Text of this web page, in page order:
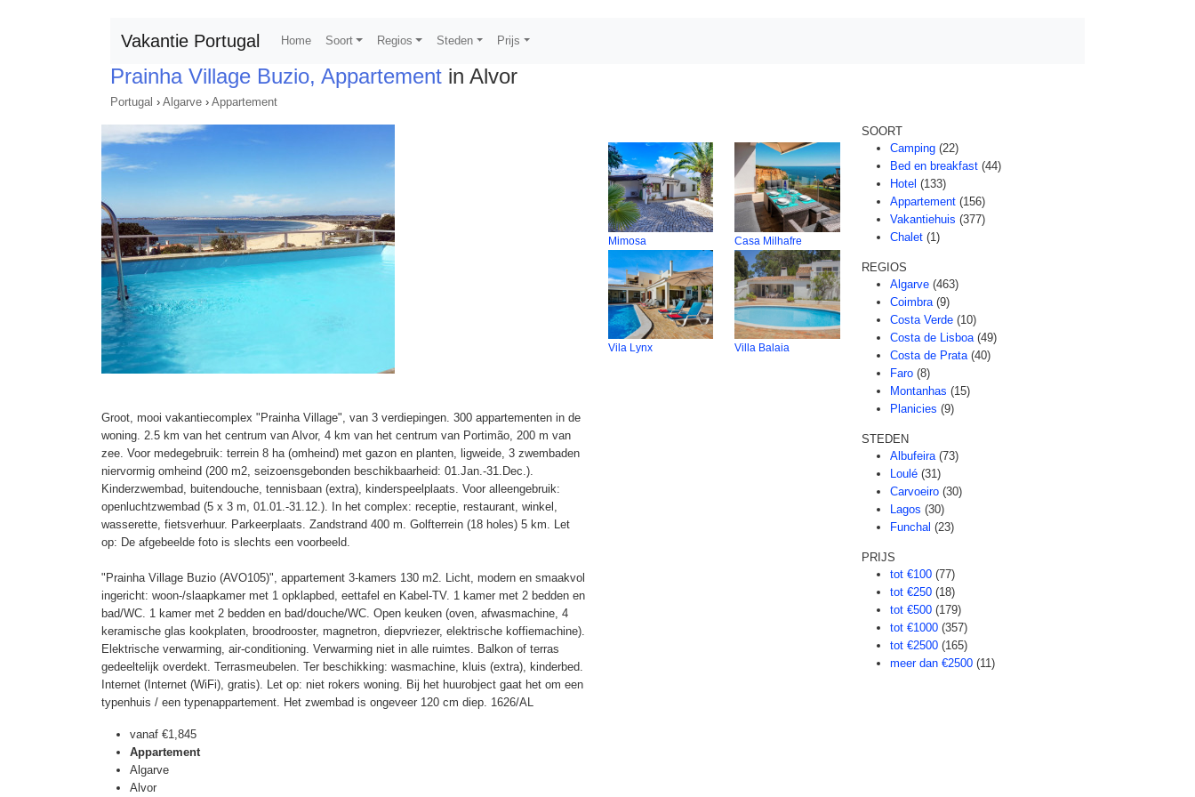
Vakantie Portugal Home Soort Regios Steden Prijs
Prainha Village Buzio, Appartement in Alvor
Portugal › Algarve › Appartement
Groot, mooi vakantiecomplex "Prainha Village", van 3 verdiepingen. 300 appartementen in de
woning. 2.5 km van het centrum van Alvor, 4 km van het centrum van Portimão, 200 m van
zee. Voor medegebruik: terrein 8 ha (omheind) met gazon en planten, ligweide, 3 zwembaden
niervormig omheind (200 m2, seizoensgebonden beschikbaarheid: 01.Jan.-31.Dec.).
Kinderzwembad, buitendouche, tennisbaan (extra), kinderspeelplaats. Voor alleengebruik:
openluchtzwembad (5 x 3 m, 01.01.-31.12.). In het complex: receptie, restaurant, winkel,
wasserette, fietsverhuur. Parkeerplaats. Zandstrand 400 m. Golfterrein (18 holes) 5 km. Let
op: De afgebeelde foto is slechts een voorbeeld.
"Prainha Village Buzio (AVO105)", appartement 3-kamers 130 m2. Licht, modern en smaakvol
ingericht: woon-/slaapkamer met 1 opklapbed, eettafel en Kabel-TV. 1 kamer met 2 bedden en
bad/WC. 1 kamer met 2 bedden en bad/douche/WC. Open keuken (oven, afwasmachine, 4
keramische glas kookplaten, broodrooster, magnetron, diepvriezer, elektrische koffiemachine).
Elektrische verwarming, air-conditioning. Verwarming niet in alle ruimtes. Balkon of terras
gedeeltelijk overdekt. Terrasmeubelen. Ter beschikking: wasmachine, kluis (extra), kinderbed.
Internet (Internet (WiFi), gratis). Let op: niet rokers woning. Bij het huurobject gaat het om een
typenhuis / een typenappartement. Het zwembad is ongeveer 120 cm diep. 1626/AL
vanaf €1,845
Appartement
Algarve
Alvor
Mimosa Casa Milhafre
Vila Lynx Villa Balaia
SOORT
Camping (22)
Bed en breakfast (44)
Hotel (133)
Appartement (156)
Vakantiehuis (377)
Chalet (1)
REGIOS
Algarve (463)
Coimbra (9)
Costa Verde (10)
Costa de Lisboa (49)
Costa de Prata (40)
Faro (8)
Montanhas (15)
Planicies (9)
STEDEN
Albufeira (73)
Loulé (31)
Carvoeiro (30)
Lagos (30)
Funchal (23)
PRIJS
tot €100 (77)
tot €250 (18)
tot €500 (179)
tot €1000 (357)
tot €2500 (165)
meer dan €2500 (11)